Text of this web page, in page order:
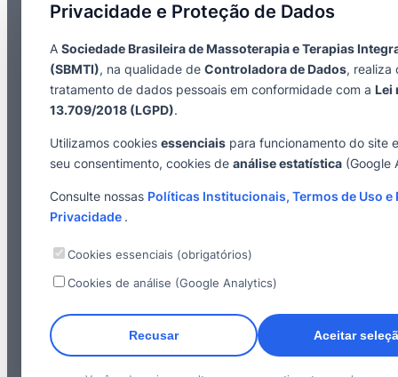
Privacidade e Proteção de Dados
A Sociedade Brasileira de Massoterapia e Terapias
(SBMTI), na qualidade de Controladora de Dados, realiza
tratamento de dados pessoais em conformidade com a Lei
13.709/2018 (LGPD).
Utilizamos cookies essenciais para funcionamento do site
seu consentimento, cookies de análise estatística (Google
Consulte nossas Políticas Institucionais, Termos de Uso e
Privacidade .
Cookies essenciais (obrigatórios)
Cookies de análise (Google Analytics)
Recusar Aceitar